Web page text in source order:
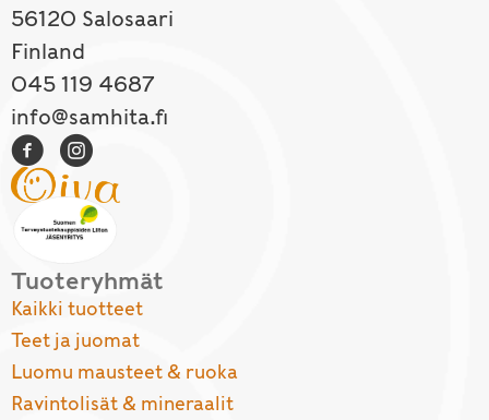
56120 Salosaari
Finland
045 119 4687
info@samhita.fi
Tuoteryhmät
Kaikki tuotteet
Teet ja juomat
Luomu mausteet & ruoka
Ravintolisät & mineraalit